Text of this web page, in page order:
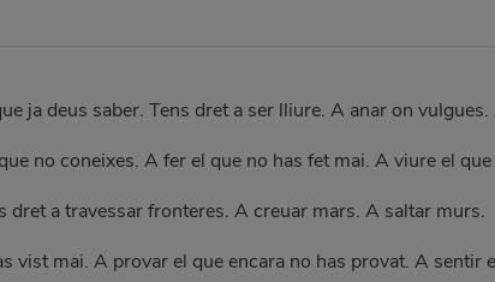
ja deus saber. Tens dret a ser lliure. A anar on
no coneixes. A fer el que no has fet mai. A viure el
dret a travessar fronteres. A creuar mars. A saltar murs.
vist mai. A provar el que encara no has provat. A sentir